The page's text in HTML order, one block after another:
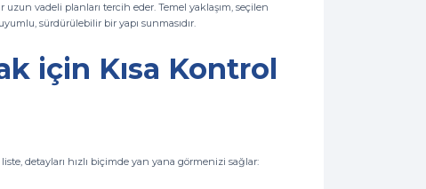
vadeli planları tercih eder. Temel yaklaşım, seçilen
sürdürülebilir bir yapı sunmasıdır.
için Kısa Kontrol
detayları hızlı biçimde yan yana görmenizi sağlar: